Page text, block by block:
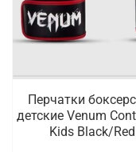
Перчатки
детские Venum
Kids Black/Red